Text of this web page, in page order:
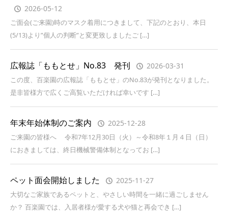
2026-05-12
ご面会(ご来園)時のマスク着用につきまして、下記のとおり、本日
(5/13)より”個人の判断”と変更致しましたご […]
広報誌「ももとせ」No.83 発刊 2026-03-31
この度、百楽園の広報誌「ももとせ」のNo.83が発刊となりました。
是非皆様方で広くご高覧いただければ幸いです […]
年末年始体制のご案内 2025-12-28
ご来園の皆様へ 令和7年12月30日（火）～令和8年１月４日（日）
におきましては、終日機械警備体制となってお […]
ペット面会開始しました 2025-11-27
大切なご家族であるペットと、やさしい時間を一緒に過ごしません
か？ 百楽園では、入居者様が愛する犬や猫と再会でき […]